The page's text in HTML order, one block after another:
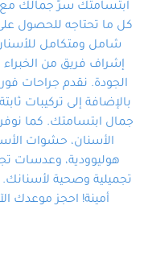
ابتسامتك سرّ جمالك مع
كل ما تحتاجه للحصول
شامل ومتكامل
إشراف فريق من الخبراء
الجودة. نقدم جراحات
بالإضافة إلى تركيبات
جمال ابتسامتك. كما
الأسنان، حشوات
هوليوودية، وعدسات
تجميلية وصحية
أمينة! احجز موعدك